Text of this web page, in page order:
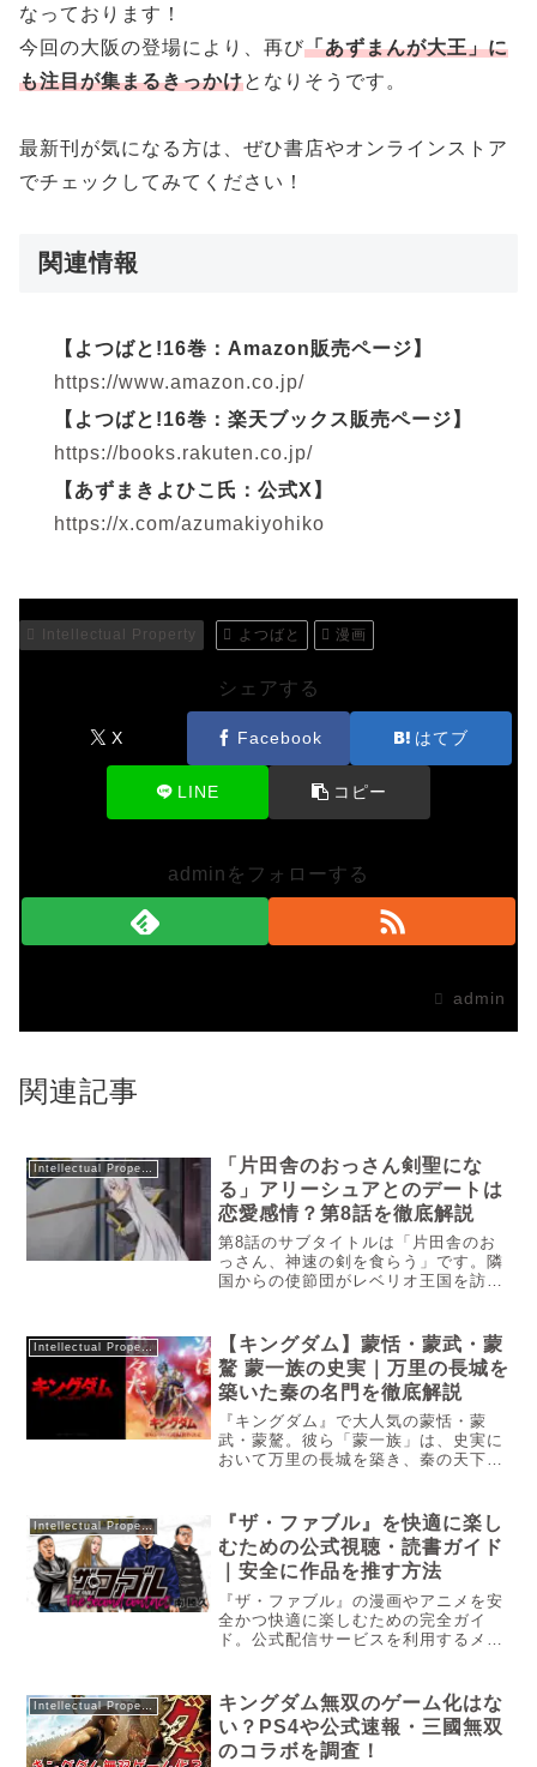
なっております！
今回の大阪の登場により、再び「あずまんが大王」に
も注目が集まるきっかけとなりそうです。
最新刊が気になる方は、ぜひ書店やオンラインストア
でチェックしてみてください！
関連情報
【よつばと!16巻：Amazon販売ページ】
https://www.amazon.co.jp/
【よつばと!16巻：楽天ブックス販売ページ】
https://books.rakuten.co.jp/
【あずまきよひこ氏：公式X】
https://x.com/azumakiyohiko
Intellectual Property よつばと 漫画
シェアする
X Facebook はてブ
LINE コピー
adminをフォローする
admin
関連記事
「片田舎のおっさん剣聖にな
る」アリーシュアとのデートは
恋愛感情？第8話を徹底解説
第8話のサブタイトルは「片田舎のお
っさん、神速の剣を食らう」です。隣
国からの使節団がレベリオ王国を訪れ
力を依頼します。元弟子である彼女の
頼みを断りきれず、ベリルは任務に同
行することに。だがその前に、「見た
目」も整えねばならないと、ふたりは
一緒に“服選び”に出かけます。剣では
なく、言葉でもなく、服を通して選び
取る「ふたりの距離」。そんな時間の
あとに待っていたのは、ただの任務で
い。静けさと緊張の両方を内包したこ
のエピソードは、ベリルとアリューシ
アの関係に新たな陰影を落とし、物語
の次なる段階を告げるために必要な一
話となっております。
Intellectual Property
【キングダム】蒙恬・蒙武・蒙
驁 蒙一族の史実｜万里の長城を
築いた秦の名門を徹底解説
『キングダム』で大人気の蒙恬・蒙
武・蒙驁。彼ら「蒙一族」は、史実に
おいて万里の長城を築き、秦の天下統
最期まで、5000字超の圧倒的ボリュー
ムで徹底解説します。「蒙一族がい
な...
Intellectual Property
『ザ・ファブル』を快適に楽し
むための公式視聴・読書ガイド
｜安全に作品を推す方法
『ザ・ファブル』の漫画やアニメを安
全かつ快適に楽しむための完全ガイ
ド。公式配信サービスを利用するメリ
年にかけてヤングマガジンで連載さ
れ、圧倒的な支持を集めた南勝久先
生...
キングダム無双のゲーム化はな
い？PS4や公式速報・三國無双
のコラボを調査！